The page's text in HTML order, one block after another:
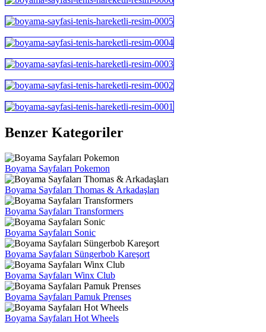
Benzer Kategoriler
Boyama Sayfaları Pokemon
Boyama Sayfaları Thomas & Arkadaşları
Boyama Sayfaları Transformers
Boyama Sayfaları Sonic
Boyama Sayfaları Süngerbob Kareşort
Boyama Sayfaları Winx Club
Boyama Sayfaları Pamuk Prenses
Boyama Sayfaları Hot Wheels